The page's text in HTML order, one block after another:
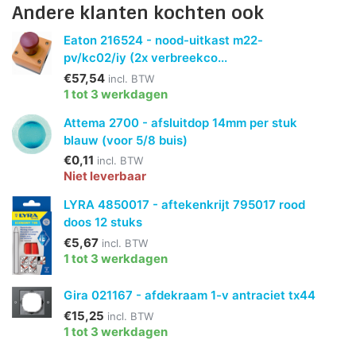
Andere klanten kochten ook
Eaton 216524 - nood-uitkast m22-
pv/kc02/iy (2x verbreekco...
€57,54 incl. BTW
1 tot 3 werkdagen
Attema 2700 - afsluitdop 14mm per stuk
blauw (voor 5/8 buis)
€0,11 incl. BTW
Niet leverbaar
LYRA 4850017 - aftekenkrijt 795017 rood
doos 12 stuks
€5,67 incl. BTW
1 tot 3 werkdagen
Gira 021167 - afdekraam 1-v antraciet tx44
€15,25 incl. BTW
1 tot 3 werkdagen